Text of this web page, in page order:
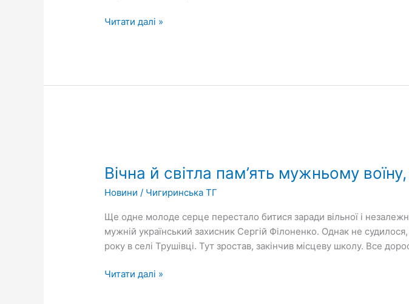
Читати далі »
Вічна й світла пам’ять мужньому
Новини / Чигиринська ТГ
Ще одне молоде серце перестало битися заради вільної і
мужній український захисник Сергій Філоненко. Однак не
року в селі Трушівці. Тут зростав, закінчив місцеву школу. Все
світла
мужньому
воїну,
захиснику
рідної
землі
Читати далі »